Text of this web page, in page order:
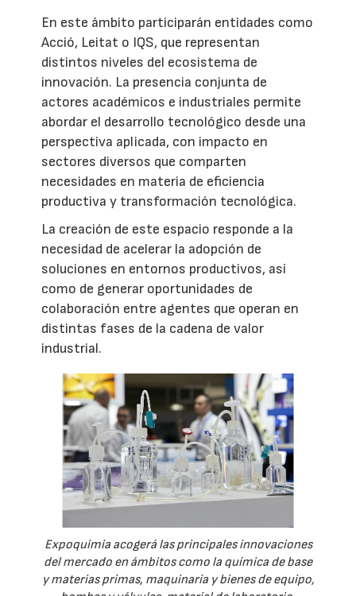
En este ámbito participarán entidades como
Acció, Leitat o IQS, que representan
distintos niveles del ecosistema de
innovación. La presencia conjunta de
actores académicos e industriales permite
abordar el desarrollo tecnológico desde una
perspectiva aplicada, con impacto en
sectores diversos que comparten
necesidades en materia de eficiencia
productiva y transformación tecnológica.
La creación de este espacio responde a la
necesidad de acelerar la adopción de
soluciones en entornos productivos, así
como de generar oportunidades de
colaboración entre agentes que operan en
distintas fases de la cadena de valor
industrial.
Expoquimia acogerá las principales innovaciones
del mercado en ámbitos como la química de base
y materias primas, maquinaria y bienes de equipo,